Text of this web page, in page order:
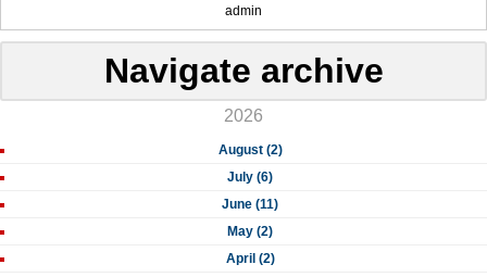
admin
Navigate archive
2026
August (2)
July (6)
June (11)
May (2)
April (2)